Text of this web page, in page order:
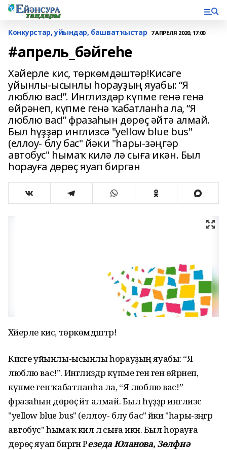
Конкурстар, уйындар, башватҡыстар 7 АПРЕЛЯ 2020, 17:00
#апрель_бәйгеһе
Хәйерле кис, төркөмдәштәр!Кисәге
уйынлы-ысынлы һорауҙың яуабы: “Я
люблю вас!”. Инглиздәр күпме генә генә
өйрәнеп, күпме генә ҡабатланһа ла, “Я
люблю вас!” фразаһын дөрөҫ әйтә алмай.
Был һүҙҙәр инглизсә "yellow blue bus"
(еллоу- блу бас" йәки "һары-зәңгәр
автобус" һымаҡ килә лә сыға икән. Был
һорауға дөрөҫ яуап биргән
Хәйерле кис, төркөмдәштәр!
Кисәге уйынлы-ысынлы һорауҙың яуабы: “Я
люблю вас!”. Инглиздәр күпме генә генә өйрәнеп,
күпме генә ҡабатланһа ла, “Я люблю вас!”
фразаһын дөрөҫ әйтә алмай. Был һүҙҙәр инглизсә
"yellow blue bus" (еллоу- блу бас" йәки "һары-зәңгәр
автобус" һымаҡ килә лә сыға икән. Был һорауға
дөрөҫ яуап биргән Резеда Юланова, Зөлфиә